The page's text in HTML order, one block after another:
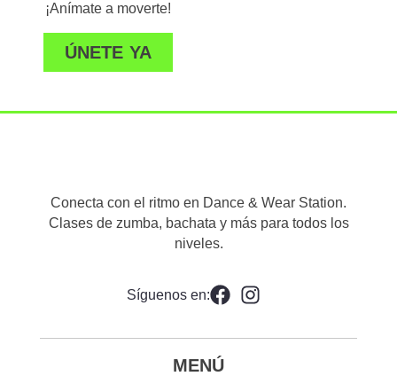
¡Anímate a moverte!
ÚNETE YA
Conecta con el ritmo en Dance & Wear Station.
Clases de zumba, bachata y más para todos los
niveles.
Síguenos en:
MENÚ